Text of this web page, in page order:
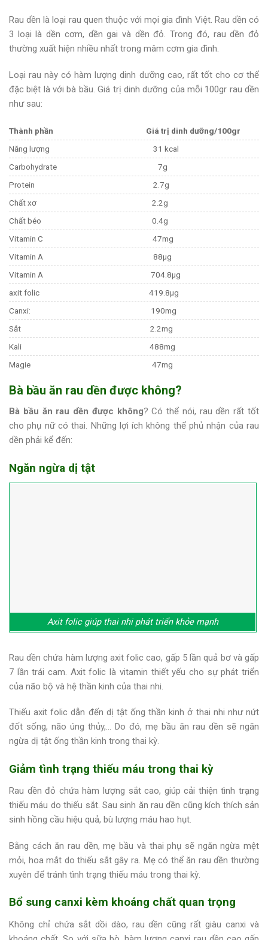
Rau dền là loại rau quen thuộc với mọi gia đình Việt. Rau dền có
3 loại là dền cơm, dền gai và dền đỏ. Trong đó, rau dền đỏ
thường xuất hiện nhiều nhất trong mâm cơm gia đình.
Loại rau này có hàm lượng dinh dưỡng cao, rất tốt cho cơ thể
đặc biệt là với bà bầu. Giá trị dinh dưỡng của mỗi 100gr rau dền
như sau:
Thành phần
Giá trị dinh dưỡng/100gr
Năng lượng
31 kcal
Carbohydrate
7g
Protein
2.7g
Chất xơ
2.2g
Chất béo
0.4g
Vitamin C
47mg
Vitamin A
88µg
Vitamin A
704.8µg
axit folic
419.8µg
Canxi:
190mg
Sắt
2.2mg
Kali
488mg
Magie
47mg
Bà bầu ăn rau dền được không?
Bà bầu ăn rau dền được không? Có thể nói, rau dền rất tốt
cho phụ nữ có thai. Những lợi ích không thể phủ nhận của rau
dền phải kể đến:
Ngăn ngừa dị tật
Axit folic giúp thai nhi phát triển khỏe mạnh
Rau dền chứa hàm lượng axit folic cao, gấp 5 lần quả bơ và gấp
7 lần trái cam. Axit folic là vitamin thiết yếu cho sự phát triển
của não bộ và hệ thần kinh của thai nhi.
Thiếu axit folic dẫn đến dị tật ống thần kinh ở thai nhi như nứt
đốt sống, não úng thủy,… Do đó, mẹ bầu ăn rau dền sẽ ngăn
ngừa dị tật ống thần kinh trong thai kỳ.
Giảm tình trạng thiếu máu trong thai kỳ
Rau dền đỏ chứa hàm lượng sắt cao, giúp cải thiện tình trạng
thiếu máu do thiếu sắt. Sau sinh ăn rau dền cũng kích thích sản
sinh hồng cầu hiệu quả, bù lượng máu hao hụt.
Bằng cách ăn rau dền, mẹ bầu và thai phụ sẽ ngăn ngừa mệt
mỏi, hoa mắt do thiếu sắt gây ra. Mẹ có thể ăn rau dền thường
xuyên để tránh tình trạng thiếu máu trong thai kỳ.
Bổ sung canxi kèm khoáng chất quan trọng
Không chỉ chứa sắt dồi dào, rau dền cũng rất giàu canxi và